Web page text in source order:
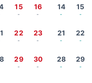
15
-
16
-
22
-
23
-
29
-
30
-
14
-
15
-
21
-
22
-
28
-
29
-